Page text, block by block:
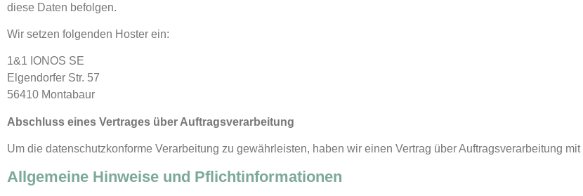
diese Daten befolgen.
Wir setzen folgenden Hoster ein:
1&1 IONOS SE
Elgendorfer Str. 57
56410 Montabaur
Abschluss eines Vertrages über Auftragsverarbeitung
Um die datenschutzkonforme Verarbeitung zu gewährleisten, haben wir einen Vertrag über Auftragsverarbeitung
Allgemeine Hinweise und Pflicht­informationen